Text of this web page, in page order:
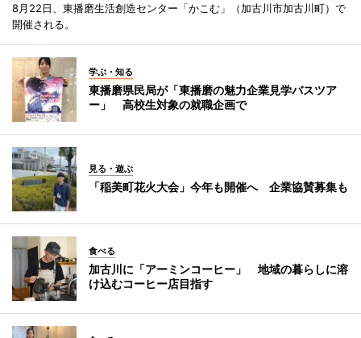
8月22日、東播磨生活創造センター「かこむ」（加古川市加古川町）で
開催される。
学ぶ・知る
東播磨県民局が「東播磨の魅力企業見学バスツア
ー」 高校生対象の就職企画で
見る・遊ぶ
「稲美町花火大会」今年も開催へ 企業協賛募集も
食べる
加古川に「アーミンコーヒー」 地域の暮らしに溶
け込むコーヒー店目指す